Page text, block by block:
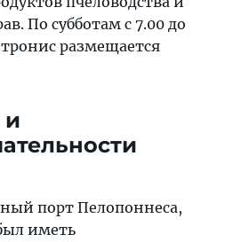
По субботам с 7.00 до
размещается
и
порт Пелопоннеса,
иметь